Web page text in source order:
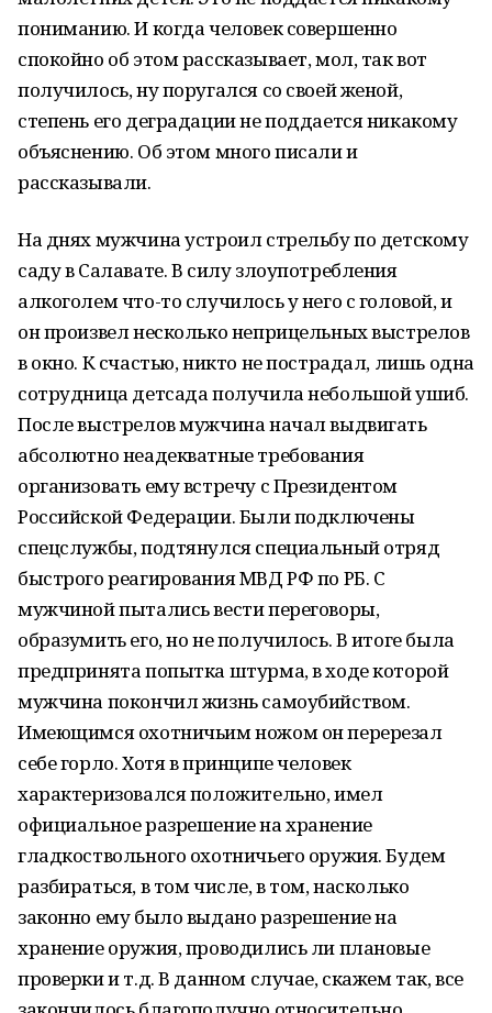
пониманию. И когда человек совершенно
спокойно об этом рассказывает, мол, так вот
получилось, ну поругался со своей женой,
степень его деградации не поддается никакому
объяснению. Об этом много писали и
рассказывали.
На днях мужчина устроил стрельбу по детскому
саду в Салавате. В силу злоупотребления
алкоголем что-то случилось у него с головой, и
он произвел несколько неприцельных выстрелов
в окно. К счастью, никто не пострадал, лишь одна
сотрудница детсада получила небольшой ушиб.
После выстрелов мужчина начал выдвигать
абсолютно неадекватные требования
организовать ему встречу с Президентом
Российской Федерации. Были подключены
спецслужбы, подтянулся специальный отряд
быстрого реагирования МВД РФ по РБ. С
мужчиной пытались вести переговоры,
образумить его, но не получилось. В итоге была
предпринята попытка штурма, в ходе которой
мужчина покончил жизнь самоубийством.
Имеющимся охотничьим ножом он перерезал
себе горло. Хотя в принципе человек
характеризовался положительно, имел
официальное разрешение на хранение
гладкоствольного охотничьего оружия. Будем
разбираться, в том числе, в том, насколько
законно ему было выдано разрешение на
хранение оружия, проводились ли плановые
проверки и т.д. В данном случае, скажем так, все